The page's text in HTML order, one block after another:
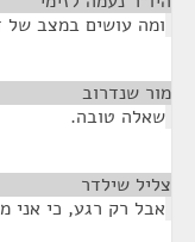
ומה עושים במצב של
מור שנדרוב
שאלה טובה.
צליל שילדר
אבל רק רגע, כי אני